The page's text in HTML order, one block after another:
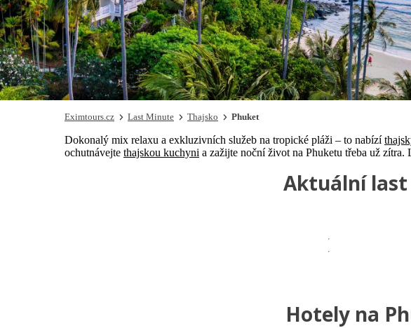
Eximtours.cz Last Minute Thajsko Phuket
Dokonalý mix relaxu a exkluzivních služeb na tropické pláži – to nabízí
ochutnávejte thajskou kuchyni a zažijte noční život na Phuketu třeba už zítra.
Aktuální
Hotely na